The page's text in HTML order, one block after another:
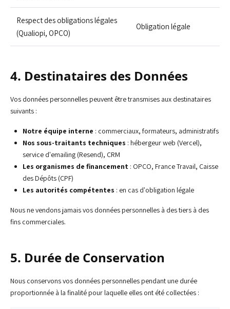
Respect des obligations légales
(Qualiopi, OPCO)
Obligation légale
4. Destinataires des Données
Vos données personnelles peuvent être transmises aux destinataires
suivants :
Notre équipe interne : commerciaux, formateurs, administratifs
Nos sous-traitants techniques : hébergeur web (Vercel),
service d'emailing (Resend), CRM
Les organismes de financement : OPCO, France Travail, Caisse
des Dépôts (CPF)
Les autorités compétentes : en cas d'obligation légale
Nous ne vendons jamais vos données personnelles à des tiers à des
fins commerciales.
5. Durée de Conservation
Nous conservons vos données personnelles pendant une durée
proportionnée à la finalité pour laquelle elles ont été collectées :